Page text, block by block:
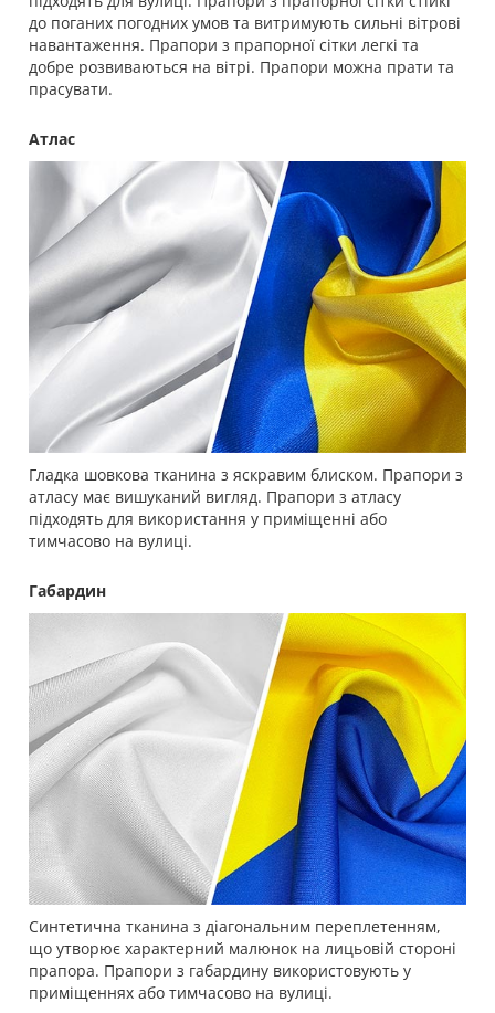
до поганих погодних умов та витримують сильні вітрові
навантаження. Прапори з прапорної сітки легкі та
добре розвиваються на вітрі. Прапори можна прати та
прасувати.
Атлас
Гладка шовкова тканина з яскравим блиском. Прапори з
атласу має вишуканий вигляд. Прапори з атласу
підходять для використання у приміщенні або
тимчасово на вулиці.
Габардин
Синтетична тканина з діагональним переплетенням,
що утворює характерний малюнок на лицьовій стороні
прапора. Прапори з габардину використовують у
приміщеннях або тимчасово на вулиці.